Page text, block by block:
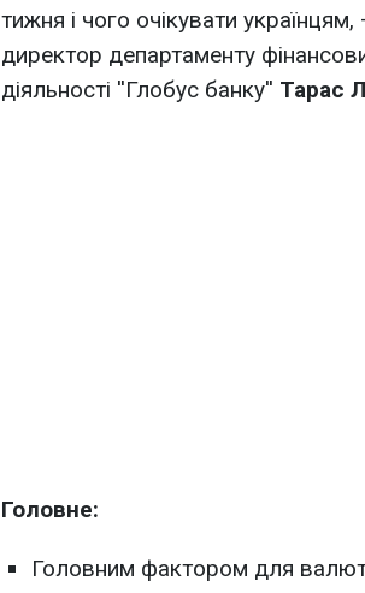
тижня і чого очікувати
директор департаменту
діяльності ''Глобус банку'' Тарас
Головне:
Головним фактором для